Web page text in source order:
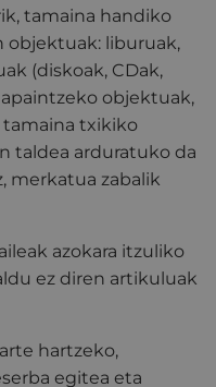
tamaina handiko
objektuak: liburuak,
(diskoak, CDak,
objektuak,
tamaina txikiko
taldea arduratuko da
merkatua zabalik
azokara itzuliko
ez diren artikuluak
hartzeko,
egitea eta